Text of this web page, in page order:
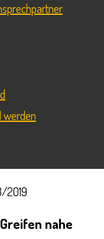
werden
2019
nahe